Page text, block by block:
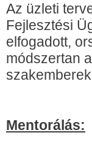
Az üzleti
Fejlesztési
elfogadott,
módszertan
Mentorálás: